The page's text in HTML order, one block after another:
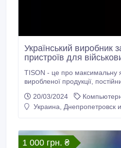
Український виробник
пристроїв для
TISON - це про максимальну
виробленої продукції, постійний розвиток,
країни. Звичайно, зарядні станції TISON ENERGY
https://tison.com.ua/products/
20/03/2024
Украина, Днепропетровск
1 000 грн. ₴